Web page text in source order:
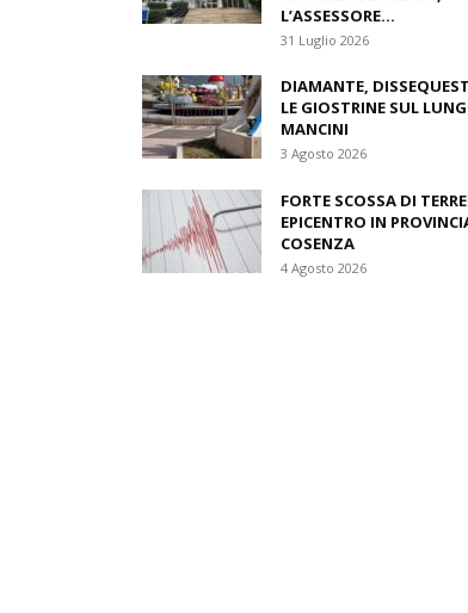
L’ASSESSORE...
31 Luglio 2026
DIAMANTE,
LE GIOSTRINE SUL
MANCINI
3 Agosto 2026
FORTE SCOSSA DI
EPICENTRO IN
COSENZA
4 Agosto 2026